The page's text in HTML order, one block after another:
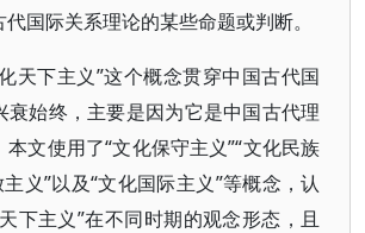
国际关系理论的某些命题或判断。
天下主义”这个概念贯穿中国古代国
衰始终，主要是因为它是中国古代理
文使用了“文化保守主义”“文化民族
义”以及“文化国际主义”等概念，认
下主义”在不同时期的观念形态，且